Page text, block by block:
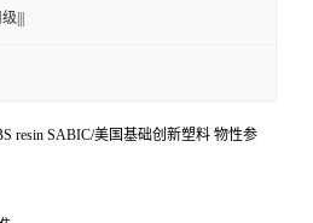
|||
resin SABIC/美国基础创新塑料 物性参